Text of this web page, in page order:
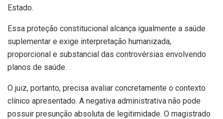
Estado.
Essa proteção constitucional alcança igualmente a saúde
suplementar e exige interpretação humanizada,
proporcional e substancial das controvérsias envolvendo
planos de saúde.
O juiz, portanto, precisa avaliar concretamente o contexto
clínico apresentado. A negativa administrativa não pode
possuir presunção absoluta de legitimidade. O magistrado